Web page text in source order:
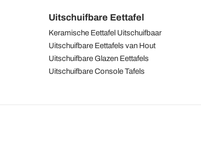
Uitschuifbare Eettafel
Keramische Eettafel Uitschuifbaar
Uitschuifbare Eettafels van Hout
Uitschuifbare Glazen Eettafels
Uitschuifbare Console Tafels